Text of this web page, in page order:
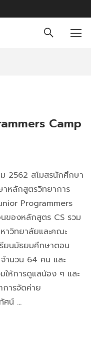
Camp
สโมสรนักศึกษา
าหลักสูตรวิทยาการ
Programmers
ของหลักสูตร CS รวม
าวิทยาลัยและคณะ
รียนมัธยมศึกษาตอน
จำนวน 64 คน และ
ห้การดูแลน้อง ๆ และ
ลาการจัดค่าย
ศน์ …